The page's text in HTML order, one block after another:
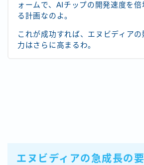
ォームで、AIチップの開発速度を倍
る計画なのよ。
これが成功すれば、エヌビディアの
力はさらに高まるわ。
エヌビディアの急成長の要